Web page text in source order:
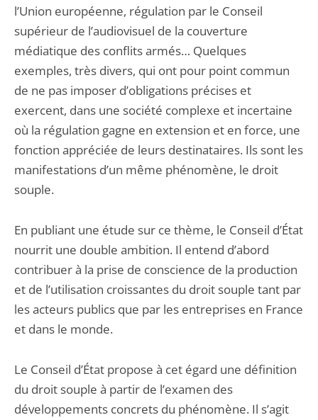
l’Union européenne, régulation par le Conseil
supérieur de l’audiovisuel de la couverture
médiatique des conflits armés… Quelques
exemples, très divers, qui ont pour point commun
de ne pas imposer d’obligations précises et
exercent, dans une société complexe et incertaine
où la régulation gagne en extension et en force, une
fonction appréciée de leurs destinataires. Ils sont les
manifestations d’un même phénomène, le droit
souple.
En publiant une étude sur ce thème, le Conseil d’État
nourrit une double ambition. Il entend d’abord
contribuer à la prise de conscience de la production
et de l’utilisation croissantes du droit souple tant par
les acteurs publics que par les entreprises en France
et dans le monde.
Le Conseil d’État propose à cet égard une définition
du droit souple à partir de l’examen des
développements concrets du phénomène. Il s’agit